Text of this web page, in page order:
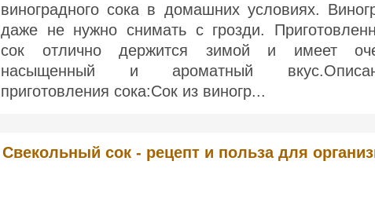
виноградного сока в домашних условиях.
даже не нужно снимать с грозди.
сок отлично держится зимой и имеет
насыщенный и ароматный
приготовления сока:Сок из виногр...
Свекольный сок - рецепт и польза для